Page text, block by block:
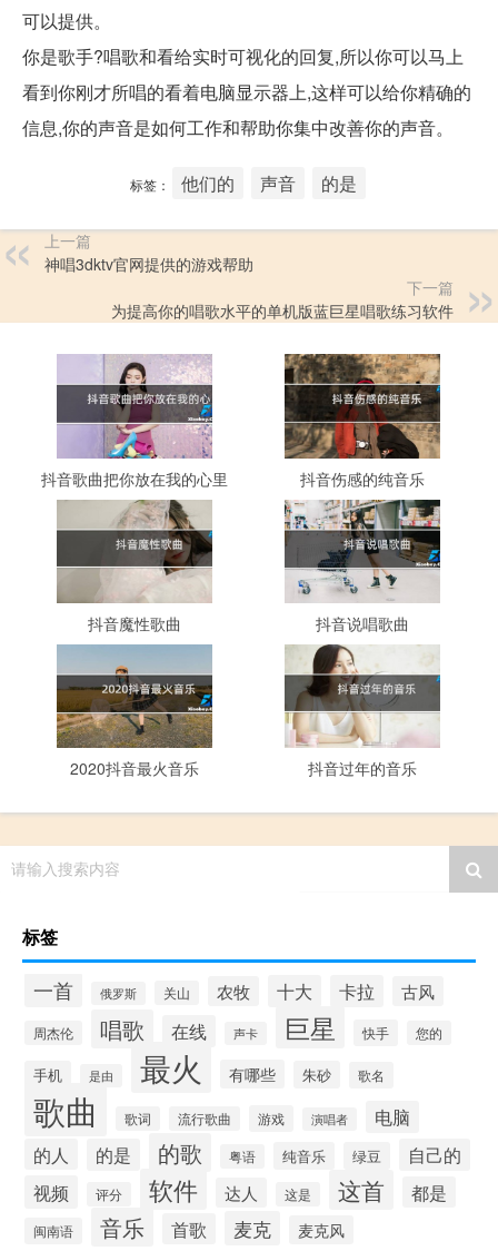
可以提供。
你是歌手?唱歌和看给实时可视化的回复,所以你可以马上
看到你刚才所唱的看着电脑显示器上,这样可以给你精确的
信息,你的声音是如何工作和帮助你集中改善你的声音。
标签： 他们的 声音 的是
上一篇
神唱3dktv官网提供的游戏帮助
下一篇
为提高你的唱歌水平的单机版蓝巨星唱歌练习软件
抖音歌曲把你放在我的心里 抖音伤感的纯音乐
抖音魔性歌曲 抖音说唱歌曲
2020抖音最火音乐 抖音过年的音乐
请输入搜索内容
标签
一首 俄罗斯 关山 农牧 十大 卡拉 古风
周杰伦 唱歌 在线 声卡 巨星 快手 您的
手机 是由 最火 有哪些 朱砂 歌名
歌曲 歌词 流行歌曲 游戏 演唱者 电脑
的人 的是 的歌 粤语 纯音乐 绿豆 自己的
视频 评分 软件 达人 这是 这首 都是
闽南语 音乐 首歌 麦克 麦克风